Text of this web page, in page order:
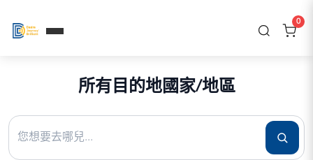
0
所有目的地國家/地區